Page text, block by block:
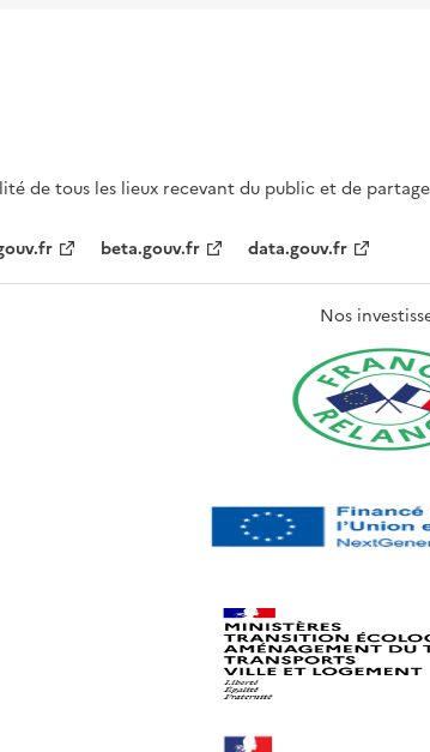
de tous les lieux recevant du public et de
beta.gouv.fr data.gouv.fr
Nos